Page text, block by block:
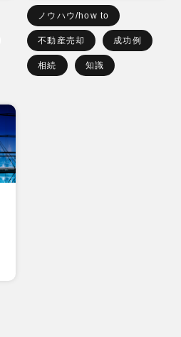
ノウハウ/how to
不動産売却 成功例
相続 知識